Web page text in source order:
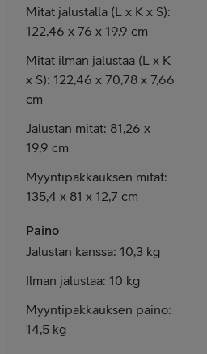
Mitat jalustalla (L x K x S):
122,46 x 76 x 19,9 cm
Mitat ilman jalustaa (L x K
x S): 122,46 x 70,78 x 7,66
cm
Jalustan mitat: 81,26 x
19,9 cm
Myyntipakkauksen mitat:
135,4 x 81 x 12,7 cm
Paino
Jalustan kanssa: 10,3 kg
Ilman jalustaa: 10 kg
Myyntipakkauksen paino:
14,5 kg